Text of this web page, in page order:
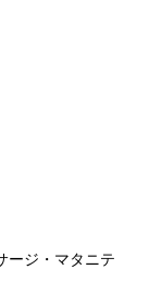
ージ・マタニテ